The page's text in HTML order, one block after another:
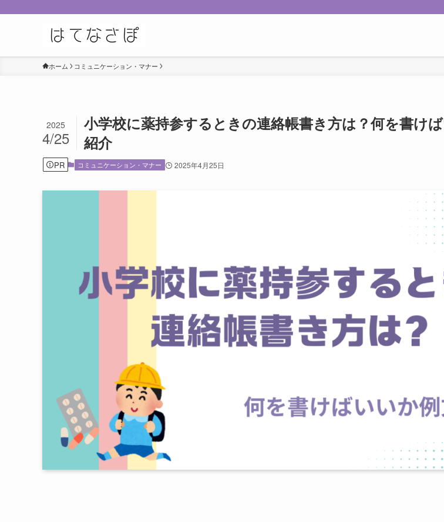
ホーム コミュニケーション・マナー
小学校に薬持参するときの連絡帳書き方は？何を書け
紹介
2025
4/25
PR コミュニケーション・マナー 2025年4月25日